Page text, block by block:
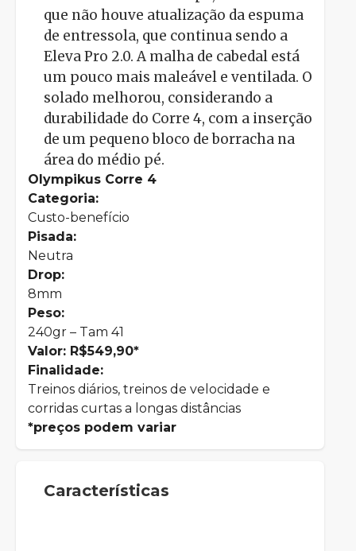
que não houve atualização da espuma
de entressola, que continua sendo a
Eleva Pro 2.0. A malha de cabedal está
um pouco mais maleável e ventilada. O
solado melhorou, considerando a
durabilidade do Corre 4, com a inserção
de um pequeno bloco de borracha na
área do médio pé.
Olympikus Corre 4
Categoria:
Custo-benefício
Pisada:
Neutra
Drop:
8mm
Peso:
240gr – Tam 41
Valor: R$549,90*
Finalidade:
Treinos diários, treinos de velocidade e
corridas curtas a longas distâncias
*preços podem variar
Características